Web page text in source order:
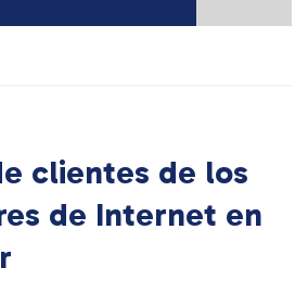
clientes de los
de Internet en